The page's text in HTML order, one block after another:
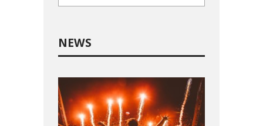
NEWS